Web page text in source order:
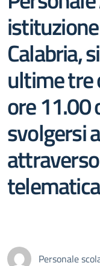
Calabria,
ultime tre
ore 11.00
svolgersi
Personale